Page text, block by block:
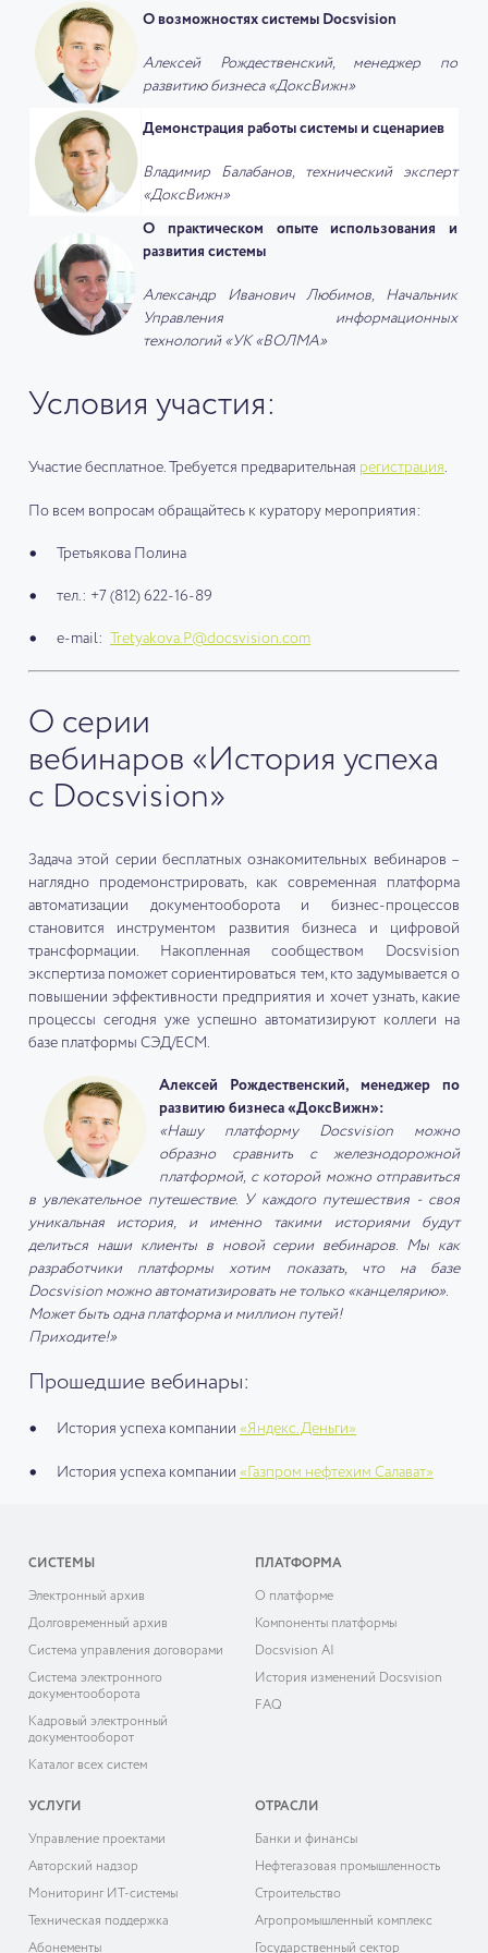
О возможностях системы Docsvision
Алексей Рождественский, менеджер по
развитию бизнеса «ДоксВижн»
Демонстрация работы системы и сценариев
Владимир Балабанов, технический эксперт
«ДоксВижн»
О практическом опыте использования и
развития системы
Александр Иванович Любимов, Начальник
Управления информационных
технологий «УК «ВОЛМА»
Условия участия:
Участие бесплатное. Требуется предварительная регистрация.
По всем вопросам обращайтесь к куратору мероприятия:
Третьякова Полина
тел.: +7 (812) 622-16-89
e-mail: Tretyakova.P@docsvision.com
О серии
вебинаров «История успеха
с Docsvision»
Задача этой серии бесплатных ознакомительных вебинаров –
наглядно продемонстрировать, как современная платформа
автоматизации документооборота и бизнес-процессов
становится инструментом развития бизнеса и цифровой
трансформации. Накопленная сообществом Docsvision
экспертиза поможет сориентироваться тем, кто задумывается о
повышении эффективности предприятия и хочет узнать, какие
процессы сегодня уже успешно автоматизируют коллеги на
базе платформы СЭД/ECM.
Алексей Рождественский, менеджер по
развитию бизнеса «ДоксВижн»:
«Нашу платформу Docsvision можно
образно сравнить с железнодорожной
платформой, с которой можно отправиться
в увлекательное путешествие. У каждого путешествия - своя
уникальная история, и именно такими историями будут
делиться наши клиенты в новой серии вебинаров. Мы как
разработчики платформы хотим показать, что на базе
Docsvision можно автоматизировать не только «канцелярию».
Может быть одна платформа и миллион путей!
Приходите!»
Прошедшие вебинары:
История успеха компании «Яндекс.Деньги»
История успеха компании «Газпром нефтехим Салават»
СИСТЕМЫ
Электронный архив
Долговременный архив
Система управления договорами
Система электронного
документооборота
Кадровый электронный
документооборот
Каталог всех систем
ПЛАТФОРМА
О платформе
Компоненты платформы
Docsvision AI
История изменений Docsvision
FAQ
УСЛУГИ
Управление проектами
Авторский надзор
Мониторинг ИТ-системы
Техническая поддержка
Абонементы
ОТРАСЛИ
Банки и финансы
Нефтегазовая промышленность
Строительство
Агропромышленный комплекс
Государственный сектор